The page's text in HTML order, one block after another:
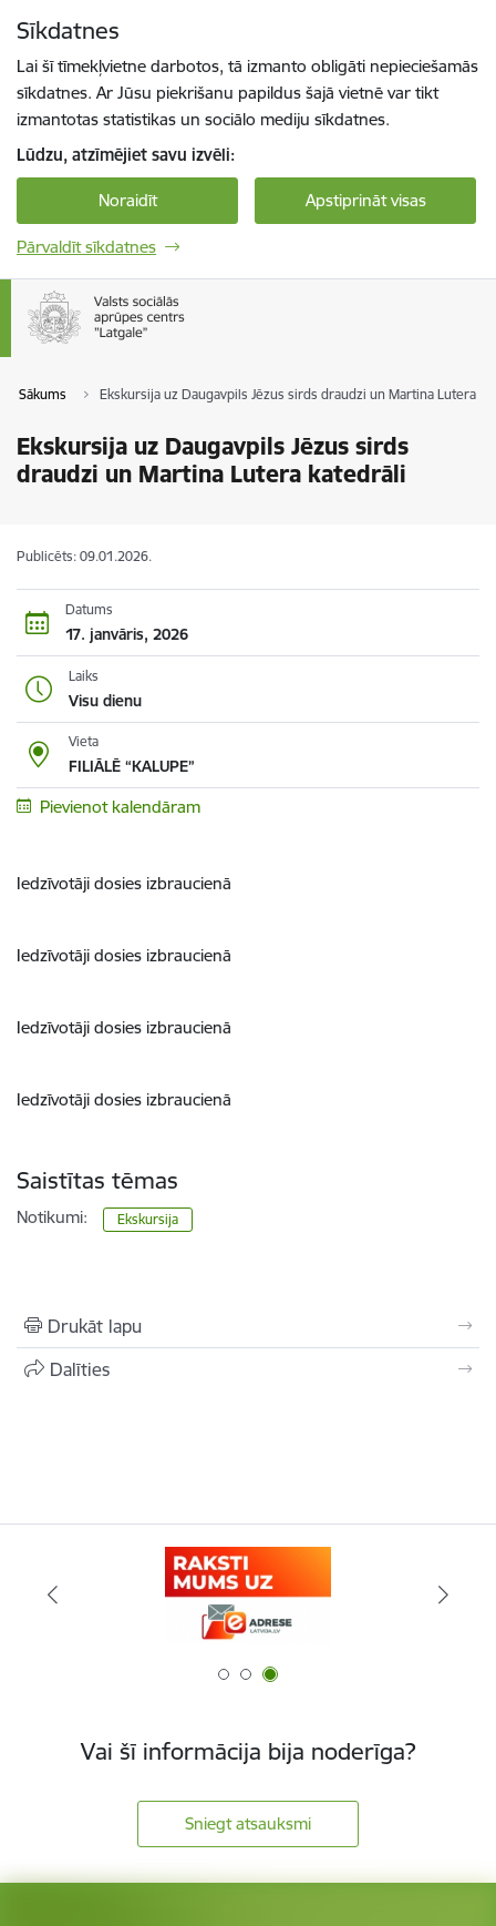
Sīkdatnes
Lai šī tīmekļvietne darbotos, tā izmanto obligāti nepieciešamās
sīkdatnes. Ar Jūsu piekrišanu papildus šajā vietnē var tikt
izmantotas statistikas un sociālo mediju sīkdatnes.
Lūdzu, atzīmējiet savu izvēli:
Noraidīt Apstiprināt visas
Pārvaldīt sīkdatnes
Sākums Ekskursija uz Daugavpils Jēzus sirds draudzi un Martina Lutera
Ekskursija uz Daugavpils Jēzus sirds
draudzi un Martina Lutera katedrāli
Publicēts: 09.01.2026.
Datums
17. janvāris, 2026
Laiks
Visu dienu
Vieta
FILIĀLĒ “KALUPE”
Pievienot kalendāram
Iedzīvotāji dosies izbraucienā
Iedzīvotāji dosies izbraucienā
Iedzīvotāji dosies izbraucienā
Iedzīvotāji dosies izbraucienā
Saistītas tēmas
Notikumi: Ekskursija
Drukāt lapu
Dalīties
Vai šī informācija bija noderīga?
Sniegt atsauksmi